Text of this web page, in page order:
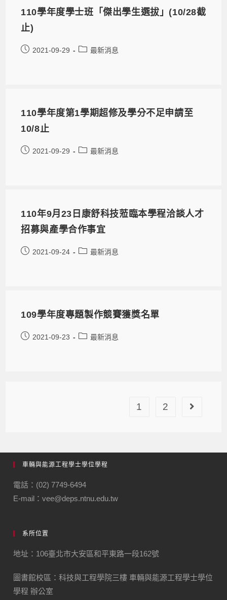
110學年度學士班「傑出學生選拔」(10/28截
止)
2021-09-29 最新消息
110學年度第1學期超修及學分不足申請至
10/8止
2021-09-29 最新消息
110年9月23日康舒科技蒞臨本學程洽談人才
招募與產學合作事宜
2021-09-24 最新消息
109學年度專題製作競賽獲獎名單
2021-09-23 最新消息
1 2
車輛與能源工程學士學位學程
電話：(02) 7749-6494
E-mail：vee@deps.ntnu.edu.tw
系所位置
地址：106臺北市大安區和平東路一段162號
圖書館校區：科技與工程學院三樓 車輛與能源工程學士學位
學程 辦公室